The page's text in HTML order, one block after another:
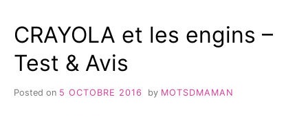
CRAYOLA et les engins –
Test & Avis
Posted on 5 OCTOBRE 2016 by MOTSDMAMAN